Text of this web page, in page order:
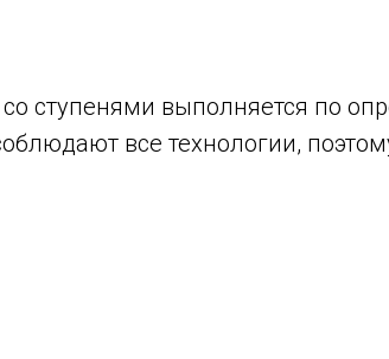
ступенями выполняется по
все технологии,